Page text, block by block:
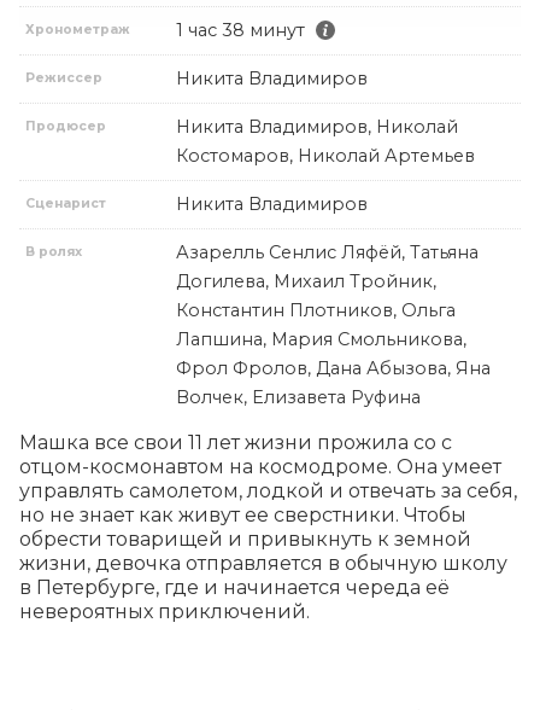
Хронометраж 1 час 38 минут
Режиссер Никита Владимиров
Продюсер
Никита Владимиров, Николай
Костомаров, Николай Артемьев
Сценарист Никита Владимиров
В ролях
Азарелль Сенлис Ляфёй, Татьяна
Догилева, Михаил Тройник,
Константин Плотников, Ольга
Лапшина, Мария Смольникова,
Фрол Фролов, Дана Абызова, Яна
Волчек, Елизавета Руфина
Машка все свои 11 лет жизни прожила со с
отцом-космонавтом на космодроме. Она умеет
управлять самолетом, лодкой и отвечать за себя,
но не знает как живут ее сверстники. Чтобы
обрести товарищей и привыкнуть к земной
жизни, девочка отправляется в обычную школу
в Петербурге, где и начинается череда её
невероятных приключений.